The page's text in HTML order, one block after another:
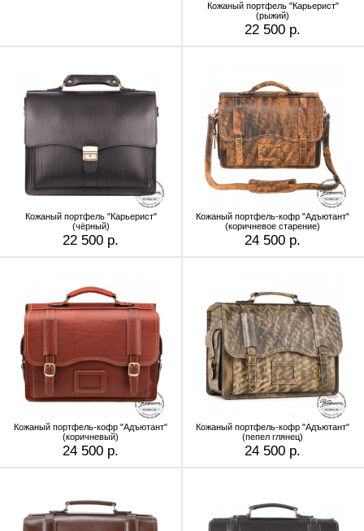
Кожаный портфель "Карьерист"
(рыжий)
22 500 р.
Кожаный портфель "Карьерист"
(чёрный)
22 500 р.
Кожаный портфель-кофр "Адъютант"
(коричневое старение)
24 500 р.
Кожаный портфель-кофр "Адъютант"
(коричневый)
24 500 р.
Кожаный портфель-кофр "Адъютант"
(пепел глянец)
24 500 р.